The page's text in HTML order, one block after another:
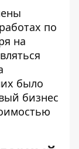
по
на
было
бизнес